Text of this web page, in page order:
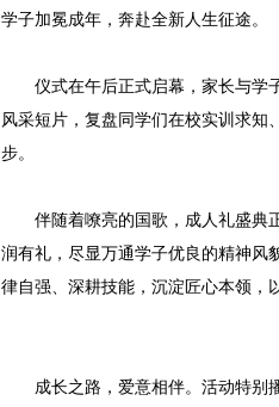
学子加冕成年，奔赴全新人生征途。
仪式在午后正式启幕，家长与学
风采短片，复盘同学们在校实训求知
步。
伴随着嘹亮的国歌，成人礼盛典
润有礼，尽显万通学子优良的精神风
律自强、深耕技能，沉淀匠心本领，
成长之路，爱意相伴。活动特别